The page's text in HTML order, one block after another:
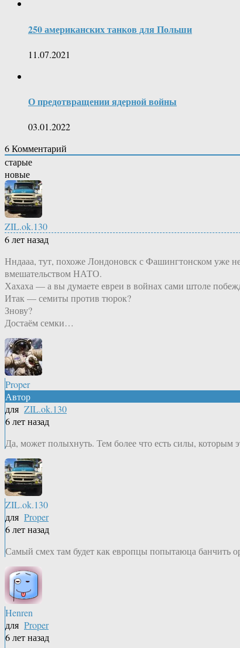
250 американских танков для Польши
11.07.2021
О предотвращении ядерной войны
03.01.2022
6Комментарий
старые
новые
ZIL.ok.130
6 лет назад
Нндааа, тут, похоже Лондоновск с Фашингтонском уже
вмешательством НАТО.
Хахаха — а вы думаете евреи в войнах сами штоле
Итак — семиты против тюрок?
Знову?
Достаём семки…
Proper
Автор
для ZIL.ok.130
6 лет назад
Да, может полыхнуть. Тем более что есть силы, которым
ZIL.ok.130
для Proper
6 лет назад
Самый смех там будет как европцы попытаюца банчить
Henren
для Proper
6 лет назад